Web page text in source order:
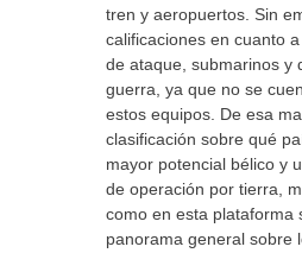
tren y aeropuertos. Sin
calificaciones en cuanto a
de ataque, submarinos y
guerra, ya que no se
estos equipos. De esa
clasificación sobre qué
mayor potencial bélico y
de operación por tierra,
como en esta plataforma
panorama general sobre